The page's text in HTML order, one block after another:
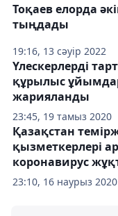
19:16, 13 сәуір 2022
Тоқаев елорда
тыңдады
23:45, 19 тамыз 2020
Үлескерлерді
құрылыс
жарияланды
23:10, 16 наурыз 2020
Қазақстан
қызметкерлері
коронавирус